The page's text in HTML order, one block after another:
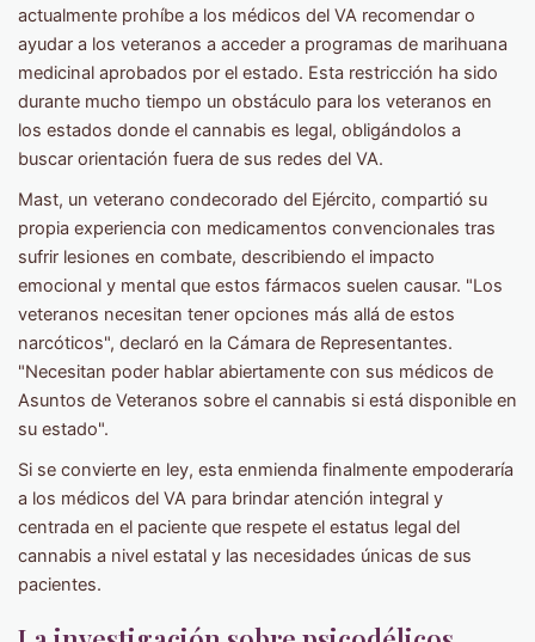
actualmente prohíbe a los médicos del VA recomendar o
ayudar a los veteranos a acceder a programas de marihuana
medicinal aprobados por el estado. Esta restricción ha sido
durante mucho tiempo un obstáculo para los veteranos en
los estados donde el cannabis es legal, obligándolos a
buscar orientación fuera de sus redes del VA.
Mast, un veterano condecorado del Ejército, compartió su
propia experiencia con medicamentos convencionales tras
sufrir lesiones en combate, describiendo el impacto
emocional y mental que estos fármacos suelen causar. "Los
veteranos necesitan tener opciones más allá de estos
narcóticos", declaró en la Cámara de Representantes.
"Necesitan poder hablar abiertamente con sus médicos de
Asuntos de Veteranos sobre el cannabis si está disponible en
su estado".
Si se convierte en ley, esta enmienda finalmente empoderaría
a los médicos del VA para brindar atención integral y
centrada en el paciente que respete el estatus legal del
cannabis a nivel estatal y las necesidades únicas de sus
pacientes.